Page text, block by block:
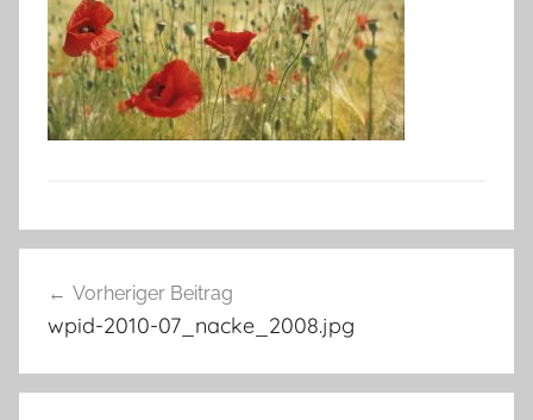
Vorheriger Beitrag
wpid-2010-07_nacke_2008.jpg